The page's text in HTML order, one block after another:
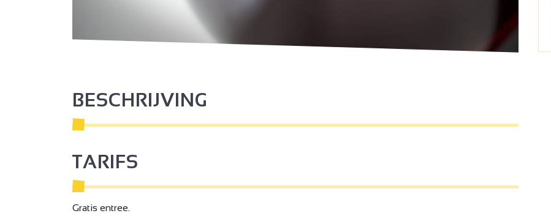
BESCHRIJVING
TARIFS
Gratis entree.